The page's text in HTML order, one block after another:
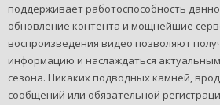
поддерживает работоспособность
обновление контента и мощнейшие
воспроизведения видео позволяют
информацию и наслаждаться
сезона. Никаких подводных камней,
сообщений или обязательной